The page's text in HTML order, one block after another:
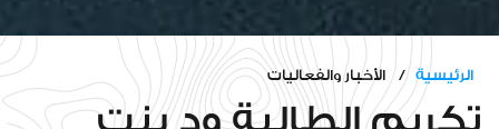
الرئيسية / الأخبار والفعاليات